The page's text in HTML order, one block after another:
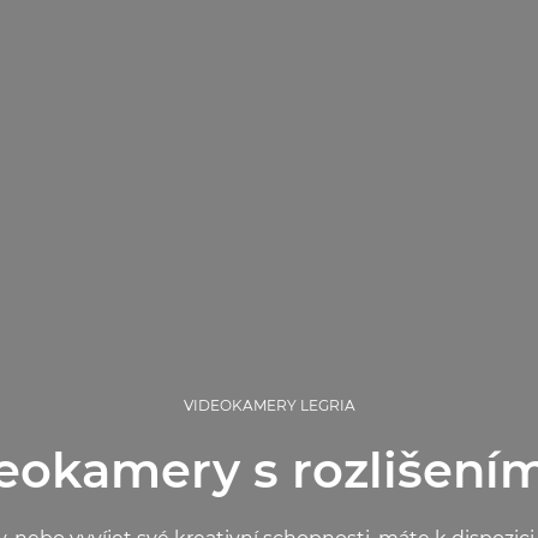
VIDEOKAMERY LEGRIA
s